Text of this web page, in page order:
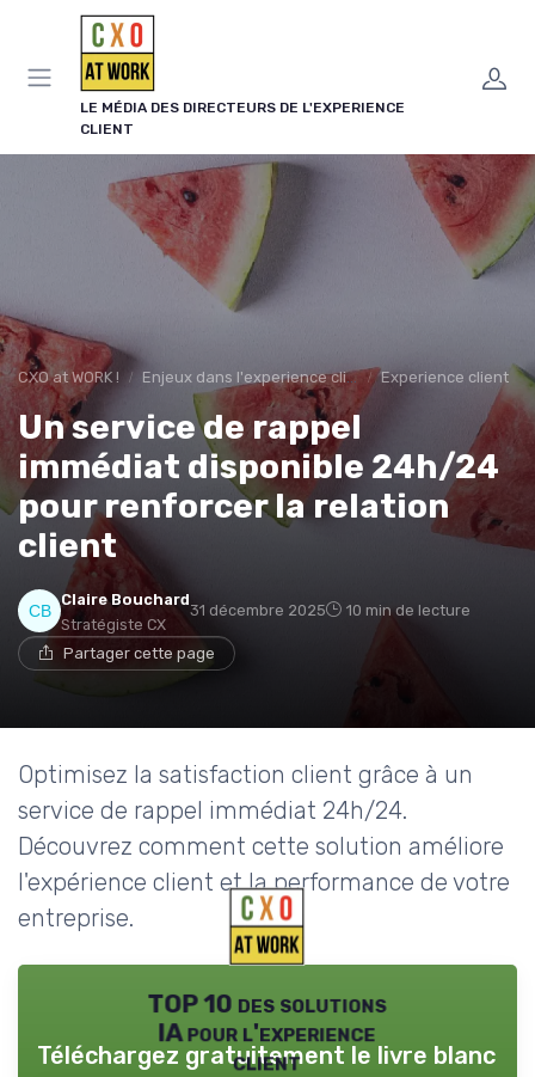
LE MÉDIA DES DIRECTEURS DE L'EXPERIENCE
CLIENT
CXO at WORK ! Enjeux dans l'experience client Experience client
Un service de rappel
immédiat disponible 24h/24
pour renforcer la relation
client
Claire Bouchard
Stratégiste CX
31 décembre 2025 10 min de lecture
Partager cette page
Optimisez la satisfaction client grâce à un
service de rappel immédiat 24h/24.
Découvrez comment cette solution améliore
l'expérience client et la performance de votre
entreprise.
TOP 10 des solutions
IA pour l'experience
client
Téléchargez gratuitement le livre blanc
Panneau de gestion des cookies